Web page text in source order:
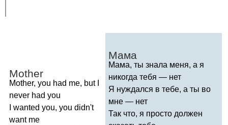
Mother
Mother, you had me, but
never had you
wanted you, you didn't
want me
Мама
Мама, ты знала меня, а я
никогда тебя — нет
Я нуждался в тебе, а ты во
мне — нет
Так что, я просто должен